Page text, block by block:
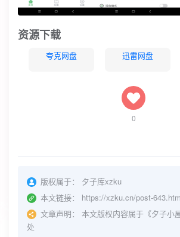
资源下载
夸克网盘 迅雷网盘
0
版权属于：
夕子库xzku
本文链接：
https://xzku.cn/post-
文章声明：
本文版权内容属于《夕子小
处